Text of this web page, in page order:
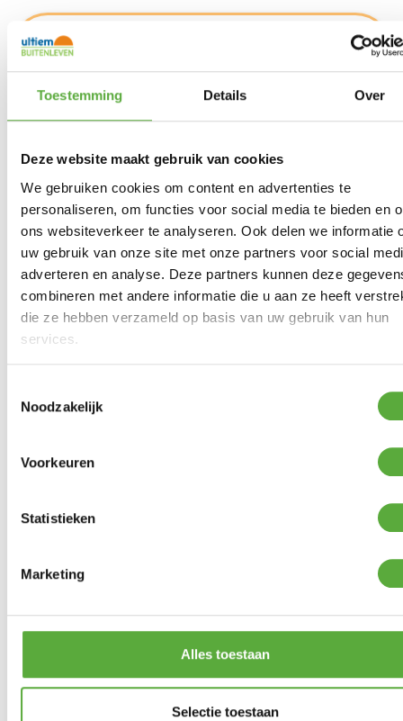
Toestemming Details Over
Deze website maakt gebruik van cookies
We gebruiken cookies om content en advertenties te
personaliseren, om functies voor social media te bieden en
ons websiteverkeer te analyseren. Ook delen we informatie
uw gebruik van onze site met onze partners voor social
adverteren en analyse. Deze partners kunnen deze
combineren met andere informatie die u aan ze heeft
die ze hebben verzameld op basis van uw gebruik van hun
services.
Noodzakelijk
Voorkeuren
Statistieken
Marketing
Alles toestaan
Selectie toestaan
Dit product is momenteel niet op voorraad.
Snelle verzending & levering aan huis
Kopersbescherming met Trusted Shops
1149074
Categorieën Actie campingartikelen,Campingstoelen,
Kampeermeubelen,Kamperen
Merk:Crespo
Productkleur
Blauw, Grijs, Zwart
AP-302 Air-Deluxe Blauw
€49,95
€19,99